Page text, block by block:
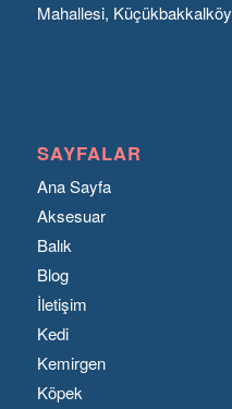
Mahallesi,
SAYFALAR
Ana Sayfa
Aksesuar
Balık
Blog
İletişim
Kedi
Kemirgen
Köpek